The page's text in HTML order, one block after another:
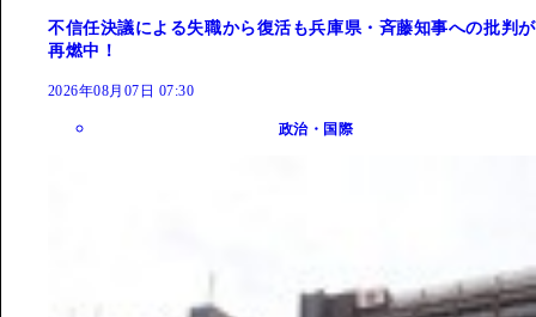
不信任決議による失職から復活も兵庫県・斉藤知事への批判が
再燃中！
2026年08月07日 07:30
政治・国際